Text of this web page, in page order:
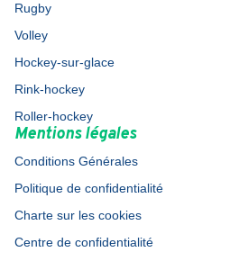
Rugby
Volley
Hockey-sur-glace
Rink-hockey
Roller-hockey
Mentions légales
Conditions Générales
Politique de confidentialité
Charte sur les cookies
Centre de confidentialité